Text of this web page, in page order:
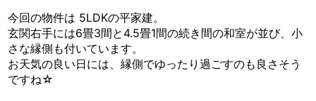
今回の物件は 5LDKの平家建。
玄関右手には6畳3間と4.5畳1間の続き間の和室が並び、小
さな縁側も付いています。
お天気の良い日には、縁側でゆったり過ごすのも良さそう
ですね☆